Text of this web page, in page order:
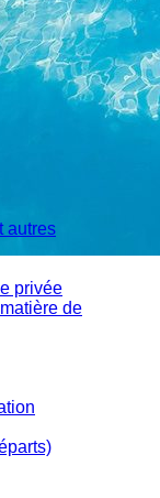
autres
privée
de